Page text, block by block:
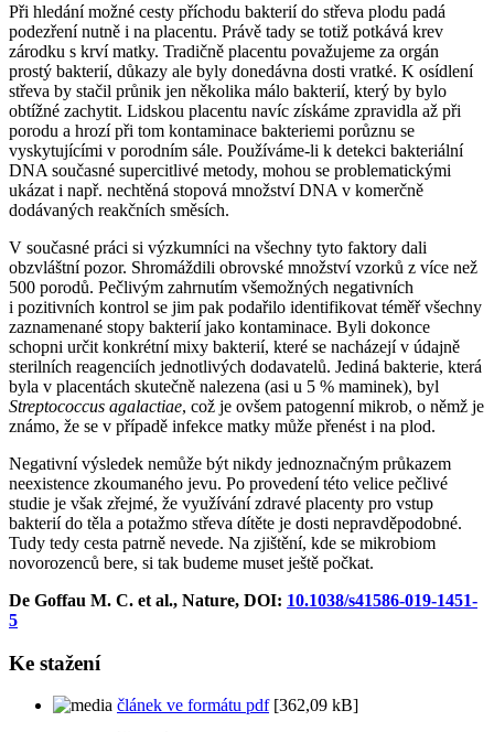
Při hledání možné cesty příchodu bakterií do střeva plodu padá
podezření nutně i na placentu. Právě tady se totiž potkává krev
zárodku s krví matky. Tradičně placentu považujeme za orgán
prostý bakterií, důkazy ale byly donedávna dosti vratké. K osídlení
střeva by stačil průnik jen několika málo bakterií, který by bylo
obtížné zachytit. Lidskou placentu navíc získáme zpravidla až při
porodu a hrozí při tom kontaminace bakteriemi porůznu se
vyskytujícími v porodním sále. Používáme-li k detekci bakteriální
DNA současné supercitlivé metody, mohou se problematickými
ukázat i např. nechtěná stopová množství DNA v komerčně
dodávaných reakčních směsích.
V současné práci si výzkumníci na všechny tyto faktory dali
obzvláštní pozor. Shromáždili obrovské množství vzorků z více než
500 porodů. Pečlivým zahrnutím všemožných negativních
i pozitivních kontrol se jim pak podařilo identifikovat téměř všechny
zaznamenané stopy bakterií jako kontaminace. Byli dokonce
schopni určit konkrétní mixy bakterií, které se nacházejí v údajně
sterilních reagenciích jednotlivých dodavatelů. Jediná bakterie, která
byla v placentách skutečně nalezena (asi u 5 % maminek), byl
Streptococcus agalactiae, což je ovšem patogenní mikrob, o němž je
známo, že se v případě infekce matky může přenést i na plod.
Negativní výsledek nemůže být nikdy jednoznačným průkazem
neexistence zkoumaného jevu. Po provedení této velice pečlivé
studie je však zřejmé, že využívání zdravé placenty pro vstup
bakterií do těla a potažmo střeva dítěte je dosti nepravděpodobné.
Tudy tedy cesta patrně nevede. Na zjištění, kde se mikrobiom
novorozenců bere, si tak budeme muset ještě počkat.
De Goffau M. C. et al., Nature, DOI: 10.1038/s41586-019-1451-
5
Ke stažení
článek ve formátu pdf[362,09 kB]